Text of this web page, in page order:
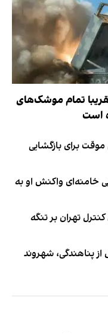
تمام موشک‌های
است
برای بازگشایی
خامنه‌ای واکنش او به
تهران بر تنگه
ایرانی ۵ ماه پس از پناهندگی، شهروند